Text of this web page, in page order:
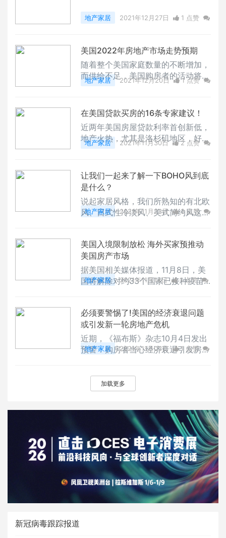
地产家居 2021年12月27日
1 点赞
美国2022年房地产市场走势预期
随着整个美国家庭数量的不断增加，
而供给不足，美国购房者的活动将美
国2021的住房短缺揭示得淋漓尽致
围。加上供应链问题、劳动力短缺和
监管措施进一步放缓了新房建设，房
屋建造速度不足以满足需求，房价因
此快速上涨。在即将到来的2022
和投资者在需求持续高涨的情况下，
预计会出现更多类似情况，但是部分
回归季节性因素
地产家居 2021年12月20日
1 点赞
在美国贷款买房的16条专家建议！
近两年美国房屋贷款利率首创新低，
地产火热，尤其是洛杉矶地区，好的
房源经常出现10到20个买家竞价的
力，市场根本不是在买房，而是在抢
房！要想抢房成功，能否贷款顺利成
为一大关键！本文将为你详细介绍在
美国贷款买房的一些建议与提高贷款
成功率的小窍门。1. 不要在申请贷款
卡借大量的钱不仅会增加你的负债
率，还会降低你的信用打分，导致你
原
地产家居 2021年11月30日
2 点赞
让我们一起来了解一下BOHO风到底
是什么？
说起家居风格，我们所熟知的有北欧
风、日式性冷淡风、美式简约风这些
只要你喜欢，可以照搬样板房，一站
式购物齐全但是家是一个可以释放情
绪、搁置慵懒的场所怎能被风格限制
了个性呢？今天我们来说说BOHO风
的搭配，将这些不同的产品柔和
地产家居 2021年11月23日
3 点赞
美国入境限制放松 海外买家预推动
美国房产市场
据美国相关媒体报道，11月8日，美
国将解除对约33个国家已接种疫苗
外买家进场。业内人士认为，来自海
外的富有的房地产买家预计将推动美
国的豪宅市场，此前疫情造成的旅行
限制使得大多数外国买家无法进入美
国，这是疫情造成的20个月中断以
来的第一次。纽约、迈阿密、洛杉矶
地产家居 2021年11月14日
1 点赞
必须要警惕了!美国的经济衰退问题
或引发新一轮房地产危机
近期，《福布斯》杂志10月4日发出
预警：购房者当心经济衰退引发房屋
27万人由于无力支付房贷失去了住
房。该文认为，美国的经济状况和房
势必影响房屋价格走势。现在美国经
济衰退迹象明显，尽管处于历史上的
低利率，但是美国人购房仍需谨慎，
特别不要购买超出房贷预算的房屋。
目前，美国房地产市场的火热时期。
随着通货膨胀
地产家居 2021年11月03日
1 点赞
加载更多
新冠病毒跟踪报道